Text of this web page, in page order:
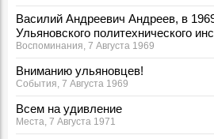
Василий Андреевич Андреев, в 1969
Ульяновского политехнического
Воспоминания, 7 Августа 1969
Вниманию ульяновцев!
События, 7 Августа 1969
Всем на удивление
Места, 7 Августа 1971